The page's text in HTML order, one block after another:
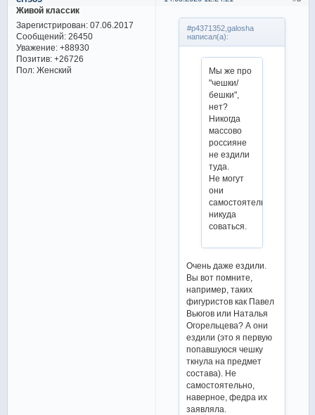
Живой классик
Зарегистрирован: 07.06.2017
Сообщений:26450
Уважение: +88930
Позитив: +26726
Пол:Женский
#p4371352,galosha
написал(а):
Мы же про
"чешки/
бешки",
нет?
Никогда
массово
россияне
не ездили
туда.
Не могут
они
самостоятельно
никуда
соваться.
Очень даже ездили.
Вы вот помните,
например, таких
фигуристов как Павел
Вьюгов или Наталья
Огорельцева? А они
ездили (это я первую
попавшуюся чешку
ткнула на предмет
состава). Не
самостоятельно,
наверное, федра их
заявляла.